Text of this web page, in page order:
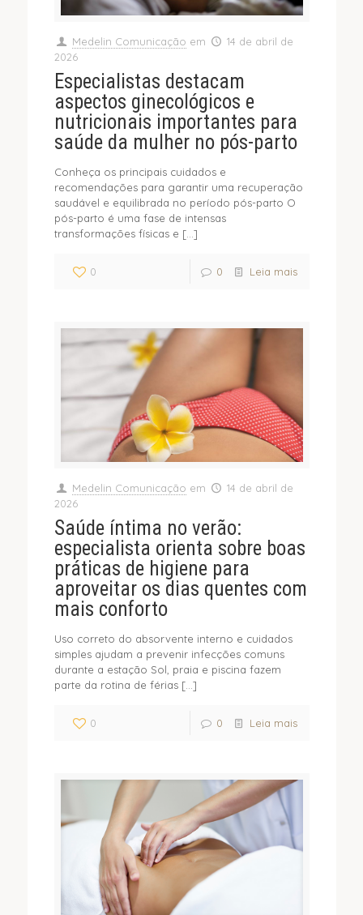
Medelin Comunicação em
14 de abril de
2026
Especialistas destacam
aspectos ginecológicos e
nutricionais importantes para
saúde da mulher no pós-parto
Conheça os principais cuidados e
recomendações para garantir uma recuperação
saudável e equilibrada no período pós-parto O
pós-parto é uma fase de intensas
transformações físicas e […]
0 0 Leia mais
Medelin Comunicação em
14 de abril de
2026
Saúde íntima no verão:
especialista orienta sobre boas
práticas de higiene para
aproveitar os dias quentes com
mais conforto
Uso correto do absorvente interno e cuidados
simples ajudam a prevenir infecções comuns
durante a estação Sol, praia e piscina fazem
parte da rotina de férias[…]
0 0 Leia mais